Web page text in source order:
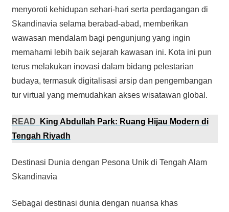
menyoroti kehidupan sehari-hari serta perdagangan di
Skandinavia selama berabad-abad, memberikan
wawasan mendalam bagi pengunjung yang ingin
memahami lebih baik sejarah kawasan ini. Kota ini pun
terus melakukan inovasi dalam bidang pelestarian
budaya, termasuk digitalisasi arsip dan pengembangan
tur virtual yang memudahkan akses wisatawan global.
READ
King Abdullah Park: Ruang Hijau Modern di
Tengah Riyadh
Destinasi Dunia dengan Pesona Unik di Tengah Alam
Skandinavia
Sebagai destinasi dunia dengan nuansa khas